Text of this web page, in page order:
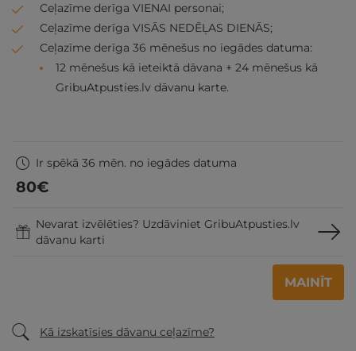
Ceļazīme derīga VIENAI personai;
Ceļazīme derīga VISĀS NEDĒĻAS DIENĀS;
Ceļazīme derīga 36 mēnešus no iegādes datuma:
12 mēnešus kā ieteiktā dāvana + 24 mēnešus kā
GribuAtpusties.lv dāvanu karte.
Ir spēkā 36 mēn. no iegādes datuma
80€
Nevarat izvēlēties? Uzdāviniet GribuAtpusties.lv
dāvanu karti
MAINĪT
Kā izskatīsies dāvanu ceļazīme?